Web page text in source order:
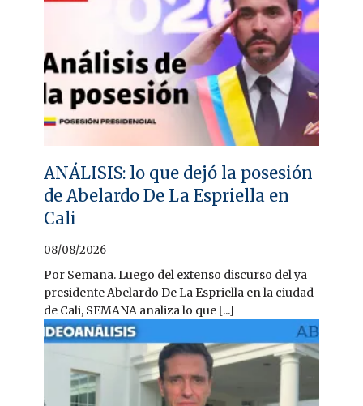
ANÁLISIS: lo que dejó la posesión
de Abelardo De La Espriella en
Cali
08/08/2026
Por Semana. Luego del extenso discurso del ya
presidente Abelardo De La Espriella en la ciudad
de Cali, SEMANA analiza lo que [...]